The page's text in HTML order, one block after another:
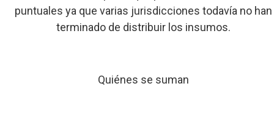
puntuales ya que varias jurisdicciones todavía no han
terminado de distribuir los insumos.
Quiénes se suman